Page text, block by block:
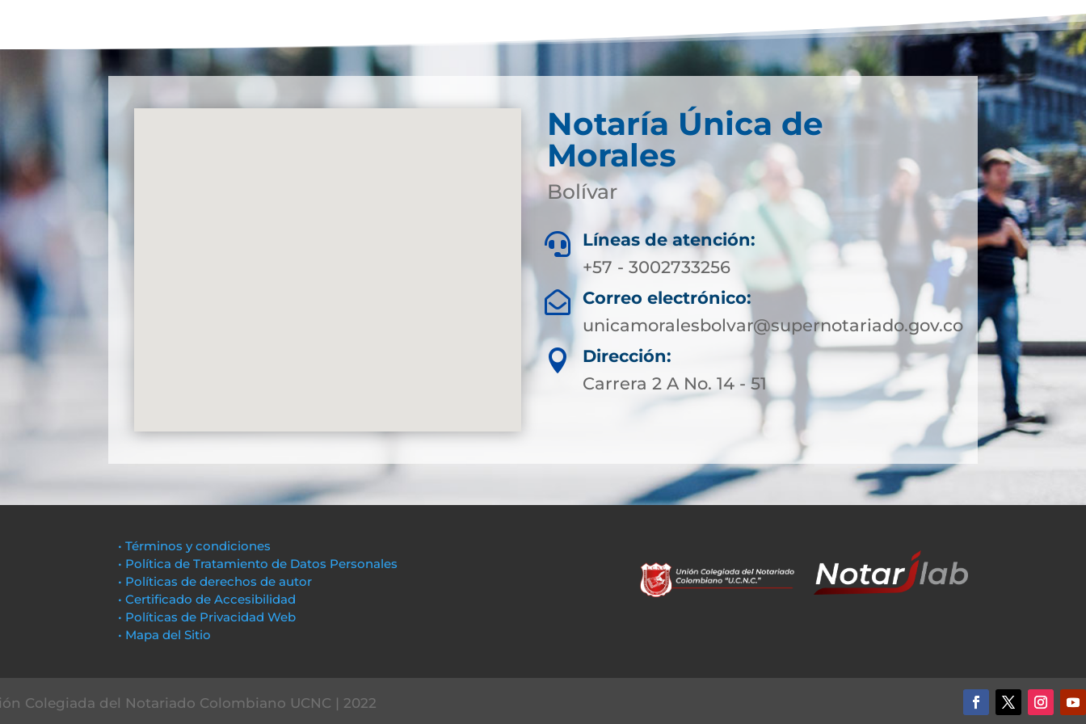
Notaría Única de
Morales
Bolívar

Líneas de atención:
+57 - 3002733256

Correo electrónico:
unicamoralesbolvar@supernotariado.gov.co

Dirección:
Carrera 2 A No. 14 - 51
• Términos y condiciones
• Política de Tratamiento de Datos Personales
• Políticas de derechos de autor
• Certificado de Accesibilidad
• Políticas de Privacidad Web
• Mapa del Sitio
Colegiada del Notariado Colombiano UCNC | 2022